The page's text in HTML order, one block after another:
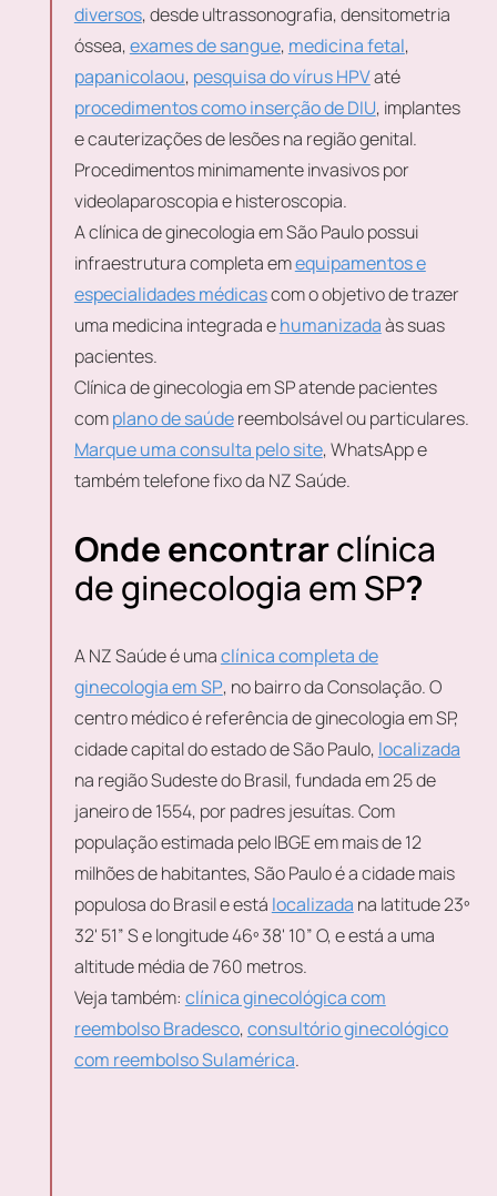
diversos, desde ultrassonografia, densitometria
óssea,exames de sangue, medicina fetal,
papanicolaou, pesquisa do vírus HPVaté
procedimentos como inserção de DIU, implantes
e cauterizações de lesões na região genital.
Procedimentos minimamente invasivos por
videolaparoscopia e histeroscopia.
A clínica de ginecologia em São Paulo possui
infraestrutura completa emequipamentos e
especialidades médicascom o objetivo de trazer
uma medicina integrada ehumanizadaàs suas
pacientes.
Clínica de ginecologia em SP atende pacientes
complano de saúdereembolsável ou particulares.
Marque uma consulta pelo site, WhatsApp e
também telefone fixo da NZ Saúde.
Onde encontrarclínica
de ginecologia em SP?
A NZ Saúde é umaclínica completa de
ginecologia em SP, no bairro da Consolação. O
centro médico é referência de ginecologia em SP,
cidade capital do estado de São Paulo, localizada
na região Sudeste do Brasil, fundada em 25 de
janeiro de 1554, por padres jesuítas. Com
população estimada pelo IBGE em mais de 12
milhões de habitantes, São Paulo é a cidade mais
populosa do Brasil e está localizada na latitude 23º
32' 51” S e longitude 46º 38' 10” O, e está a uma
altitude média de 760 metros.
Veja também: clínica ginecológica com
reembolso Bradesco,consultório ginecológico
com reembolso Sulamérica.